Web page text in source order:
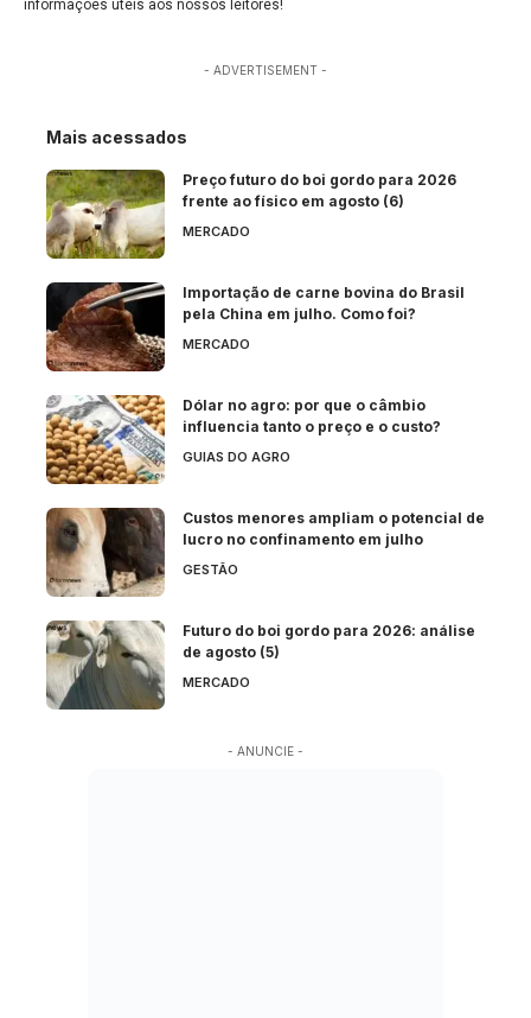
informações úteis aos nossos leitores!
- ADVERTISEMENT -
Mais acessados
Preço futuro do boi gordo para 2026
frente ao físico em agosto (6)
MERCADO
Importação de carne bovina do Brasil
pela China em julho. Como foi?
MERCADO
Dólar no agro: por que o câmbio
influencia tanto o preço e o custo?
GUIAS DO AGRO
Custos menores ampliam o potencial de
lucro no confinamento em julho
GESTÃO
Futuro do boi gordo para 2026: análise
de agosto (5)
MERCADO
- ANUNCIE -